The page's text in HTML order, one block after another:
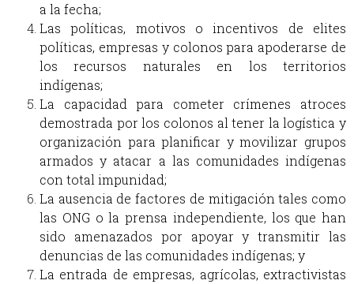
a la fecha;
Las políticas, motivos o incentivos de elites
políticas, empresas y colonos para apoderarse de
los recursos naturales en los territorios
indígenas;
La capacidad para cometer crímenes atroces
demostrada por los colonos al tener la logística y
organización para planificar y movilizar grupos
armados y atacar a las comunidades indígenas
con total impunidad;
La ausencia de factores de mitigación tales como
las ONG o la prensa independiente, los que han
sido amenazados por apoyar y transmitir las
denuncias de las comunidades indígenas; y
La entrada de empresas, agrícolas, extractivistas